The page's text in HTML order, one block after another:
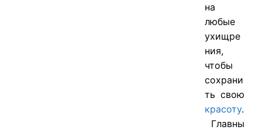
на
любые
ухищре
ния,
чтобы
сохрани
ть свою
красоту.
Главны